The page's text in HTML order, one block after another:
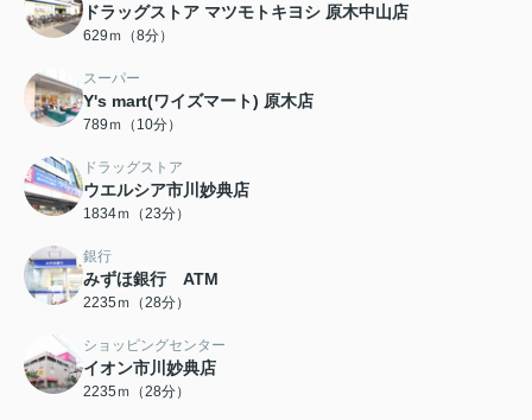
ドラッグストア マツモトキヨシ 原木中山店
629ｍ（8分）
スーパー
Y's mart(ワイズマート) 原木店
789ｍ（10分）
ドラッグストア
ウエルシア市川妙典店
1834ｍ（23分）
銀行
みずほ銀行 ATM
2235ｍ（28分）
ショッピングセンター
イオン市川妙典店
2235ｍ（28分）